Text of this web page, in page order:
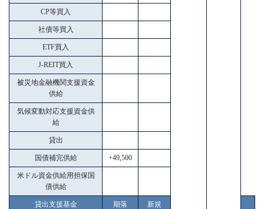
CP等買入
社債等買入
ETF買入
J-REIT買入
被災地金融機関支援資金
供給
気候変動対応支援資金供
給
貸出
国債補完供給 +49,500
米ドル資金供給用担保国
債供給
貸出支援基金 期落 新規